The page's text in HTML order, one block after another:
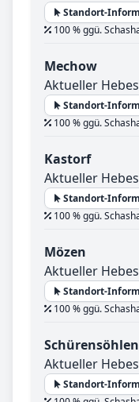
Standort-
100 % ggü.
Mechow
Aktueller
Standort-
100 % ggü.
Kastorf
Aktueller
Standort-
100 % ggü.
Mözen
Aktueller
Standort-
100 % ggü.
Schürensöhlen
Aktueller
Standort-